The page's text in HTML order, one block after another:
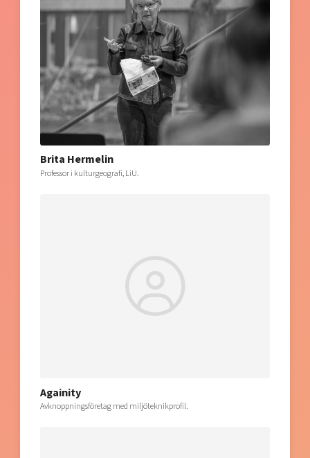
Brita Hermelin
Professor i kulturgeografi, LiU.
Againity
Avknoppningsföretag med miljöteknikprofil.